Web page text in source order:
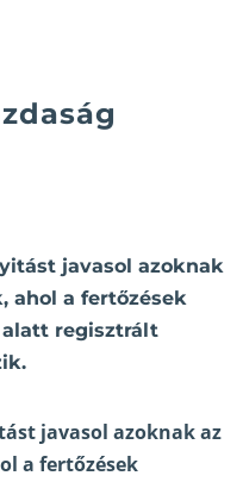
javasol azoknak
ahol a fertőzések
regisztrált
javasol azoknak az
a fertőzések